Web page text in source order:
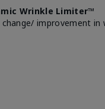
Wrinkle Limiter™
improvement